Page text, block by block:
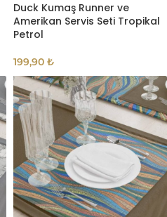
Duck Kumaş Runner ve
Amerikan Servis Seti Tropikal
Petrol
199,90 ₺